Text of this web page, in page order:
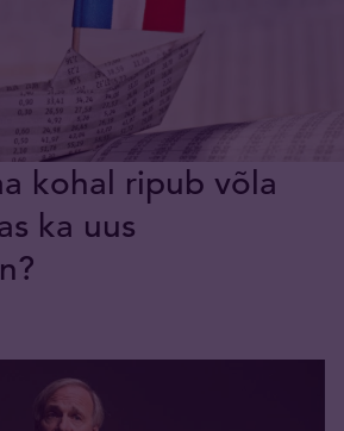
kohal ripub võla
ka uus